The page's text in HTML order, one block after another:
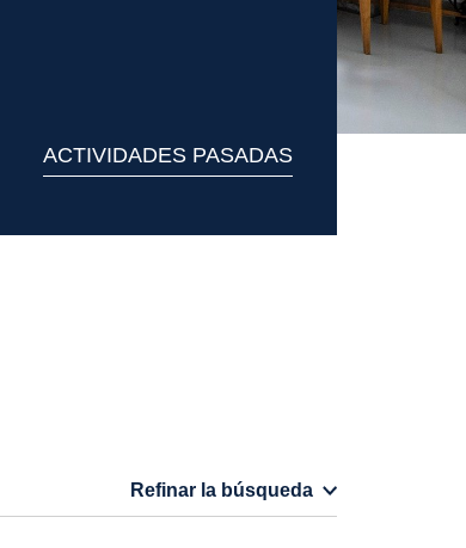
ACTIVIDADES PASADAS
Refinar la búsqueda